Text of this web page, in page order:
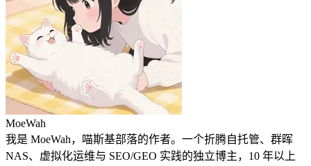
MoeWah
我是 MoeWah，喵斯基部落的作者。一个折腾自托管、群晖
NAS、虚拟化运维与 SEO/GEO 实践的独立博主，10 年以上